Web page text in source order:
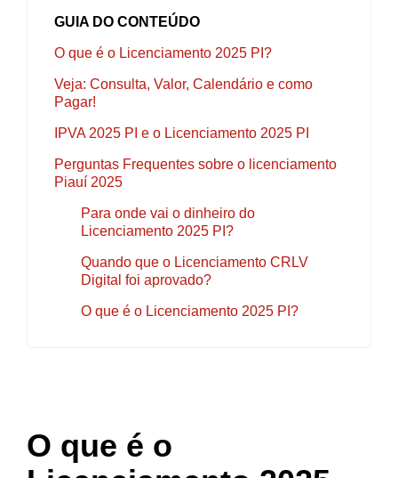
GUIA DO CONTEÚDO
O que é o Licenciamento 2025 PI?
Veja: Consulta, Valor, Calendário e como
Pagar!
IPVA 2025 PI e o Licenciamento 2025 PI
Perguntas Frequentes sobre o licenciamento
Piauí 2025
Para onde vai o dinheiro do
Licenciamento 2025 PI?
Quando que o Licenciamento CRLV
Digital foi aprovado?
O que é o Licenciamento 2025 PI?
O que é o